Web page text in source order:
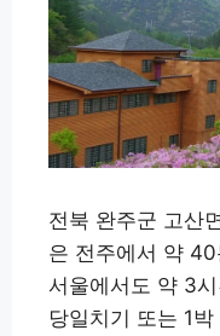
전북 완주군 고산
은 전주에서 약
서울에서도 약 3
당일치기 또는 1